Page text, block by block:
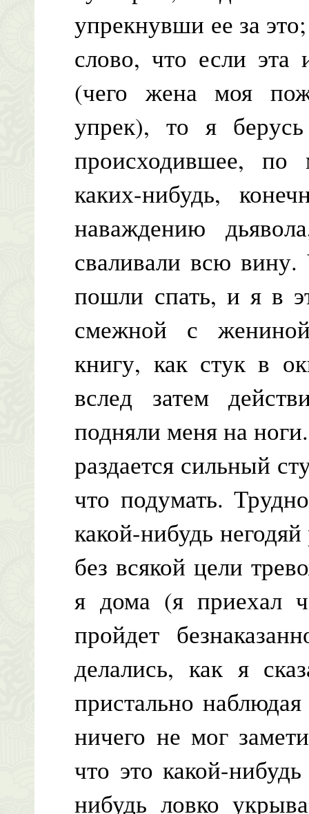
упрекнувши ее за
слово, что если эта
(чего жена моя
упрек), то я
происходившее,
каких-нибудь,
наваждению
сваливали всю вину.
пошли спать, и я в
смежной с
книгу, как стук в
вслед затем
подняли меня на
раздается сильный
что подумать.
какой-нибудь
без всякой цели
я дома (я приехал
пройдет
делались, как я
пристально
ничего не мог
что это какой-
нибудь ловко